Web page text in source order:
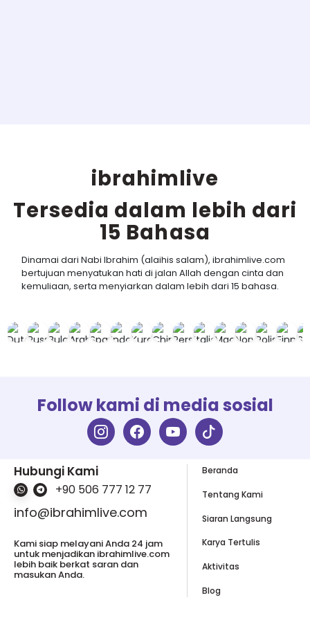
ibrahimlive
Tersedia dalam lebih dari
15 Bahasa
Dinamai dari Nabi Ibrahim (alaihis salam), ibrahimlive.com
bertujuan menyatukan hati di jalan Allah dengan cinta dan
kemuliaan, serta menyiarkan dalam lebih dari 15 bahasa.
Follow kami di media sosial
Hubungi Kami
+90 506 777 12 77
info@ibrahimlive.com
Kami siap melayani Anda 24 jam
untuk menjadikan ibrahimlive.com
lebih baik berkat saran dan
masukan Anda.
Beranda
Tentang Kami
Siaran Langsung
Karya Tertulis
Aktivitas
Blog